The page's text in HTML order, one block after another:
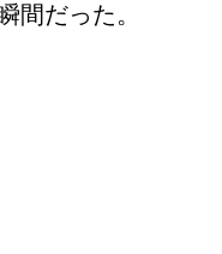
間だった。